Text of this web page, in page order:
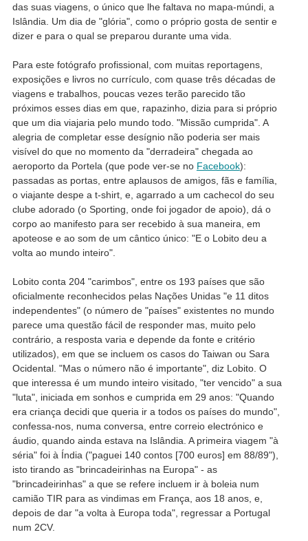
das suas viagens, o único que lhe faltava no mapa-múndi, a
Islândia. Um dia de "glória", como o próprio gosta de sentir e
dizer e para o qual se preparou durante uma vida.
Para este fotógrafo profissional, com muitas reportagens,
exposições e livros no currículo, com quase três décadas de
viagens e trabalhos, poucas vezes terão parecido tão
próximos esses dias em que, rapazinho, dizia para si próprio
que um dia viajaria pelo mundo todo. "Missão cumprida". A
alegria de completar esse desígnio não poderia ser mais
visível do que no momento da "derradeira" chegada ao
aeroporto da Portela (que pode ver-se no Facebook):
passadas as portas, entre aplausos de amigos, fãs e família,
o viajante despe a t-shirt, e, agarrado a um cachecol do seu
clube adorado (o Sporting, onde foi jogador de apoio), dá o
corpo ao manifesto para ser recebido à sua maneira, em
apoteose e ao som de um cântico único: "E o Lobito deu a
volta ao mundo inteiro".
Lobito conta 204 "carimbos", entre os 193 países que são
oficialmente reconhecidos pelas Nações Unidas "e 11 ditos
independentes" (o número de "países" existentes no mundo
parece uma questão fácil de responder mas, muito pelo
contrário, a resposta varia e depende da fonte e critério
utilizados), em que se incluem os casos do Taiwan ou Sara
Ocidental. "Mas o número não é importante", diz Lobito. O
que interessa é um mundo inteiro visitado, "ter vencido" a sua
"luta", iniciada em sonhos e cumprida em 29 anos: "Quando
era criança decidi que queria ir a todos os países do mundo",
confessa-nos, numa conversa, entre correio electrónico e
áudio, quando ainda estava na Islândia. A primeira viagem "à
séria" foi à Índia ("paguei 140 contos [700 euros] em 88/89"),
isto tirando as "brincadeirinhas na Europa" - as
"brincadeirinhas" a que se refere incluem ir à boleia num
camião TIR para as vindimas em França, aos 18 anos, e,
depois de dar "a volta à Europa toda", regressar a Portugal
num 2CV.